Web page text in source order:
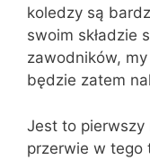
koledzy są
swoim składzie
zawodników,
będzie zatem
Jest to pierwszy
przerwie w tego